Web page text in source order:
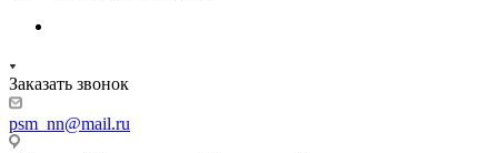
Заказать звонок
psm_nn@mail.ru